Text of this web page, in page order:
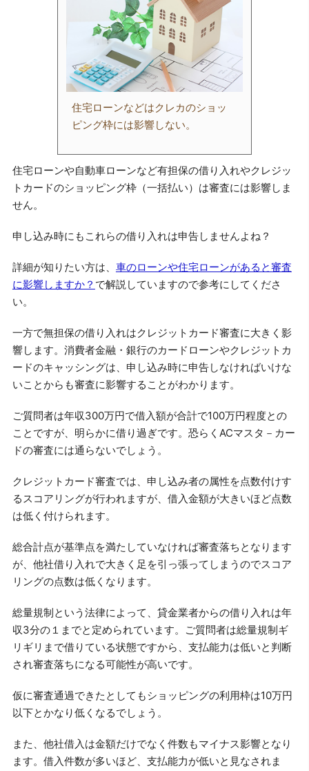
住宅ローンなどはクレカのショッ
ピング枠には影響しない。
住宅ローンや自動車ローンなど有担保の借り入れやクレジッ
トカードのショッピング枠（一括払い）は審査には影響しま
せん。
申し込み時にもこれらの借り入れは申告しませんよね？
詳細が知りたい方は、 車のローンや住宅ローンがあると審査
に影響しますか？ で解説していますので参考にしてくださ
い。
一方で無担保の借り入れはクレジットカード審査に大きく影
響します。消費者金融・銀行のカードローンやクレジットカ
ードのキャッシングは、申し込み時に申告しなければいけな
いことからも審査に影響することがわかります。
ご質問者は年収300万円で借入額が合計で100万円程度との
ことですが、明らかに借り過ぎです。恐らくACマスタ－カー
ドの審査には通らないでしょう。
クレジットカード審査では、申し込み者の属性を点数付けす
るスコアリングが行われますが、借入金額が大きいほど点数
は低く付けられます。
総合計点が基準点を満たしていなければ審査落ちとなります
が、他社借り入れで大きく足を引っ張ってしまうのでスコア
リングの点数は低くなります。
総量規制という法律によって、貸金業者からの借り入れは年
収3分の１までと定められています。ご質問者は総量規制ギ
リギリまで借りている状態ですから、支払能力は低いと判断
され審査落ちになる可能性が高いです。
仮に審査通過できたとしてもショッピングの利用枠は10万円
以下とかなり低くなるでしょう。
また、他社借入は金額だけでなく件数もマイナス影響となり
ます。借入件数が多いほど、支払能力が低いと見なされま